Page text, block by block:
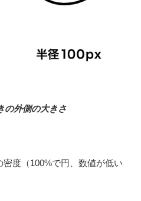
の外側の大きさ
密度（100%で円、数値が低い